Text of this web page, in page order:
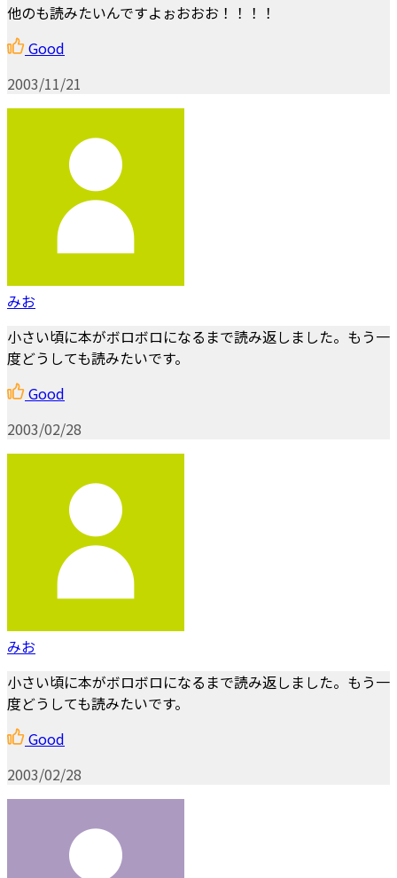
他のも読みたいんですよぉおおお！！！！
Good
2003/11/21
みお
小さい頃に本がボロボロになるまで読み返しました。もう一
度どうしても読みたいです。
Good
2003/02/28
みお
小さい頃に本がボロボロになるまで読み返しました。もう一
度どうしても読みたいです。
Good
2003/02/28